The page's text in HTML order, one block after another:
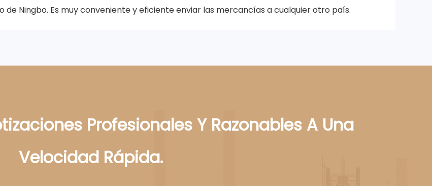
de Ningbo. Es muy conveniente y eficiente enviar las mercancías a cualquier otro país.
Profesionales Y Razonables A Una
Velocidad Rápida.